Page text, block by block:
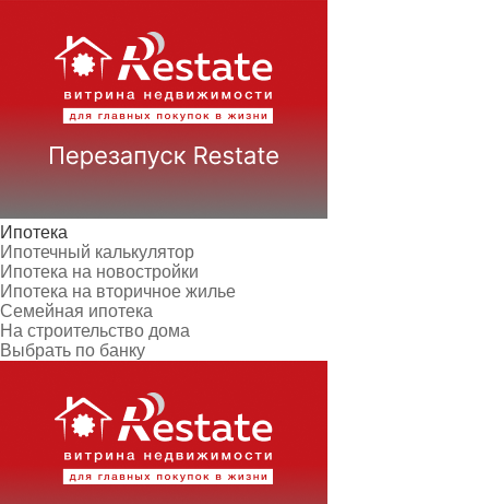
Ипотека
Ипотечный калькулятор
Ипотека на новостройки
Ипотека на вторичное жилье
Семейная ипотека
На строительство дома
Выбрать по банку